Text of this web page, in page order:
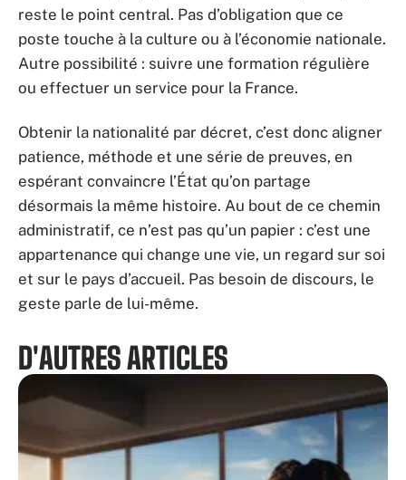
reste le point central. Pas d’obligation que ce
poste touche à la culture ou à l’économie nationale.
Autre possibilité : suivre une formation régulière
ou effectuer un service pour la France.
Obtenir la nationalité par décret, c’est donc aligner
patience, méthode et une série de preuves, en
espérant convaincre l’État qu’on partage
désormais la même histoire. Au bout de ce chemin
administratif, ce n’est pas qu’un papier : c’est une
appartenance qui change une vie, un regard sur soi
et sur le pays d’accueil. Pas besoin de discours, le
geste parle de lui-même.
D'AUTRES ARTICLES